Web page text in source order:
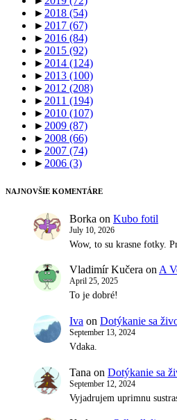
► 2018 (54)
► 2017 (67)
► 2016 (84)
► 2015 (92)
► 2014 (124)
► 2013 (100)
► 2012 (208)
► 2011 (194)
► 2010 (107)
► 2009 (87)
► 2008 (66)
► 2007 (74)
► 2006 (3)
NAJNOVŠIE KOMENTÁRE
Borka on Kubo fotil
July 10, 2026
Wow, to su krasne fotky.
Vladimír Kučera on A
April 25, 2025
To je dobré!
Iva on Dotýkanie sa
September 13, 2024
Vdaka.
Tana on Dotýkanie sa
September 12, 2024
Vyjadrujem uprimnu